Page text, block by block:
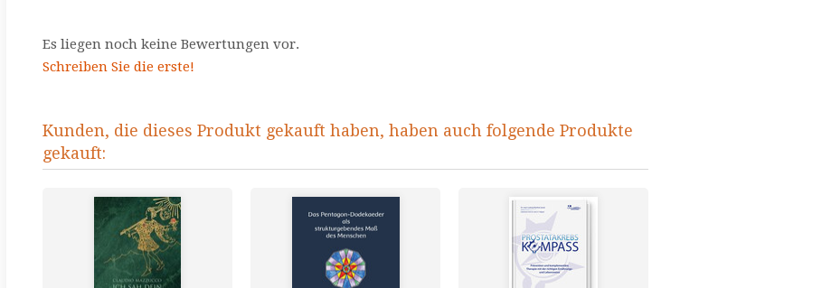
Es liegen noch keine Bewertungen vor.
Schreiben Sie die erste!
Kunden, die dieses Produkt gekauft haben, haben auch folgende Produkte
gekauft: